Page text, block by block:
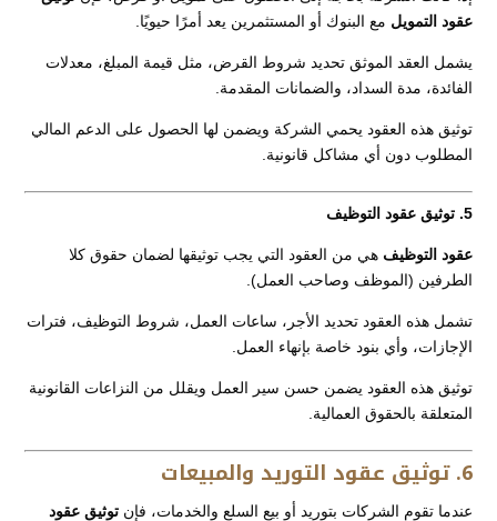
عقود التمويل مع البنوك أو المستثمرين يعد أمرًا حيويًا.
يشمل العقد الموثق تحديد شروط القرض، مثل قيمة المبلغ، معدلات
الفائدة، مدة السداد، والضمانات المقدمة.
توثيق هذه العقود يحمي الشركة ويضمن لها الحصول على الدعم المالي
المطلوب دون أي مشاكل قانونية.
5. توثيق عقود التوظيف
عقود التوظيف هي من العقود التي يجب توثيقها لضمان حقوق كلا
الطرفين (الموظف وصاحب العمل).
تشمل هذه العقود تحديد الأجر، ساعات العمل، شروط التوظيف، فترات
الإجازات، وأي بنود خاصة بإنهاء العمل.
توثيق هذه العقود يضمن حسن سير العمل ويقلل من النزاعات القانونية
المتعلقة بالحقوق العمالية.
6. توثيق عقود التوريد والمبيعات
عندما تقوم الشركات بتوريد أو بيع السلع والخدمات، فإن توثيق عقود